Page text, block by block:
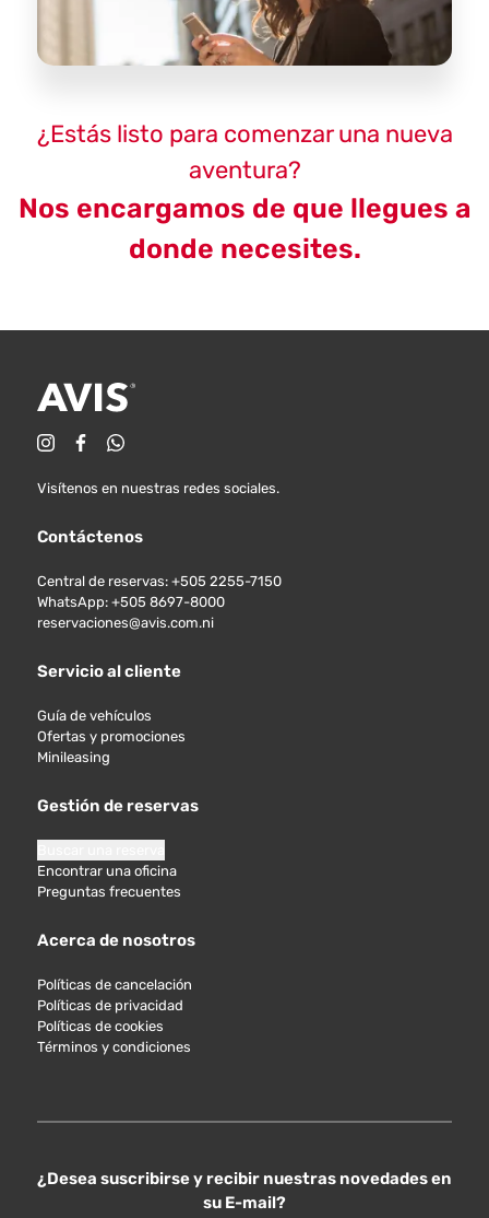
¿Estás listo para comenzar una nueva
aventura?
Nos encargamos de que llegues a
donde necesites.
Visítenos en nuestras redes sociales.
Contáctenos
Central de reservas: +505 2255-7150
WhatsApp: +505 8697-8000
reservaciones@avis.com.ni
Servicio al cliente
Guía de vehículos
Ofertas y promociones
Minileasing
Gestión de reservas
Encontrar una oficina
Preguntas frecuentes
Acerca de nosotros
Políticas de cancelación
Políticas de privacidad
Políticas de cookies
Términos y condiciones
¿Desea suscribirse y recibir nuestras novedades en
su E-mail?